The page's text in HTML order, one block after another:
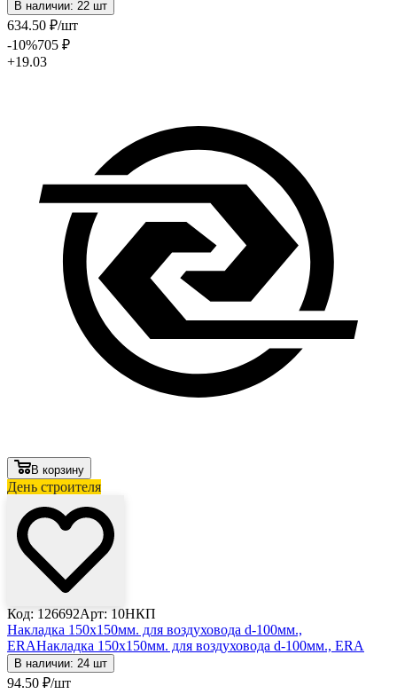
В наличии: 22 шт
634.50 ₽/шт
-10%705 ₽
+19.03
В корзину
День строителя
Код: 126692Арт: 10НКП
Накладка 150х150мм. для воздуховода d-100мм.,
ERAНакладка 150х150мм. для воздуховода d-100мм., ERA
В наличии: 24 шт
94.50 ₽/шт